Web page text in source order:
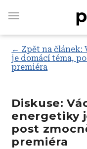
main
← Zpět na článek:
je domácí téma,
premiéra
Diskuse:
energetiky
post
premiéra
Vyhledávejte